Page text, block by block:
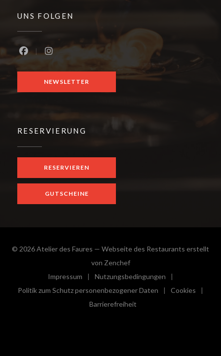
UNS FOLGEN
Facebook ((öffnet ein neues Fenster))
Instagram ((öffnet ein neues Fenster))
NEWSLETTER
RESERVIERUNG
RESERVIEREN
GUTSCHEINE
© 2026 Atelier des Faures — Webseite des Restaurants erstellt
von Zenchef((öffnet ein neues Fenster))
Impressum
((öffnet ein neues Fenster))
Nutzungsbedingungen
((öffnet ein neues Fenster))
Politik zum Schutz personenbezogener Daten
((öffnet ein neues Fenster))
Cookies
((öffnet
Barrierefreiheit